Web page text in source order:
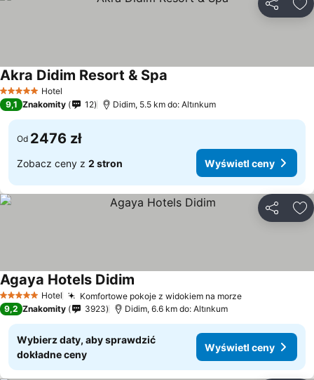
5 KategoriaHotel
Akra Didim Resort & Spa
9,1 Znakomity 12 Didim, 5.5 km do: Altınkum
Od 2476 zł
Zobacz ceny z 2 stron Wyświetl ceny
5 KategoriaHotel Komfortowe pokoje z widokiem na morze
Agaya Hotels Didim
9,2 Znakomity 3923 Didim, 6.6 km do: Altınkum
Wybierz daty, aby sprawdzić
dokładne ceny
Wyświetl ceny